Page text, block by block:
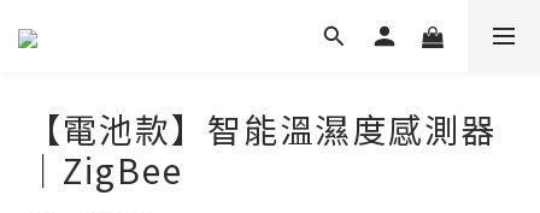
【電池款】智能溫濕度感測器
｜ZigBee